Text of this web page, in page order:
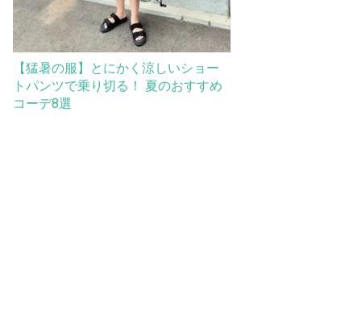
【猛暑の服】とにかく涼しいショー
トパンツで乗り切る！ 夏のおすすめ
コーデ8選